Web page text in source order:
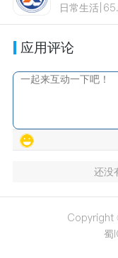
日常生活
应用评论
还没
蜀